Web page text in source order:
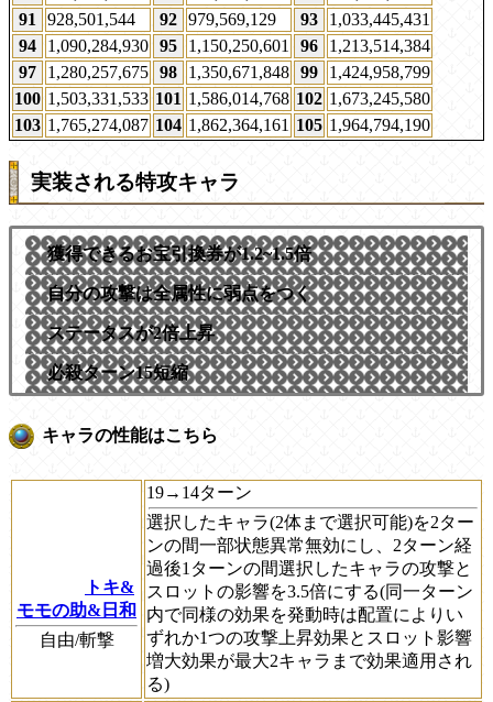
91
928,501,544 92 979,569,129 93
1,033,445,431
94
1,090,284,930 95 1,150,250,601 96
1,213,514,384
97
1,280,257,675 98 1,350,671,848 99
1,424,958,799
100 1,503,331,533 101 1,586,014,768 102 1,673,245,580
103 1,765,274,087 104 1,862,364,161 105 1,964,794,190
実装される特攻キャラ
獲得できるお宝引換券が1.2~1.5倍
自分の攻撃は全属性に弱点をつく
ステータスが2倍上昇
必殺ターン15短縮
キャラの性能はこちら
トキ&
モモの助&日和
自由/斬撃
19→14ターン
選択したキャラ(2体まで選択可能)を2ター
ンの間一部状態異常無効にし、2ターン経
過後1ターンの間選択したキャラの攻撃と
スロットの影響を3.5倍にする(同一ターン
内で同様の効果を発動時は配置によりい
ずれか1つの攻撃上昇効果とスロット影響
増大効果が最大2キャラまで効果適用され
る)